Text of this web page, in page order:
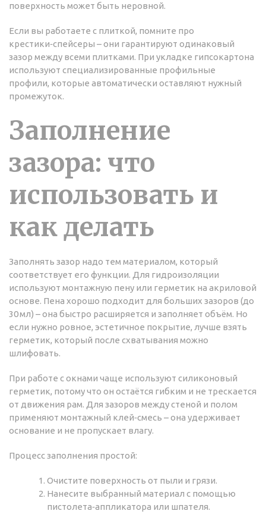
поверхность может быть неровной.
Если вы работаете с плиткой, помните про
крестики‑спейсеры – они гарантируют одинаковый
зазор между всеми плитками. При укладке гипсокартона
используют специализированные профильные
профили, которые автоматически оставляют нужный
промежуток.
Заполнение
зазора: что
использовать и
как делать
Заполнять зазор надо тем материалом, который
соответствует его функции. Для гидроизоляции
используют монтажную пену или герметик на акриловой
основе. Пена хорошо подходит для больших зазоров (до
30 мл) – она быстро расширяется и заполняет объём. Но
если нужно ровное, эстетичное покрытие, лучше взять
герметик, который после схватывания можно
шлифовать.
При работе с окнами чаще используют силиконовый
герметик, потому что он остаётся гибким и не трескается
от движения рам. Для зазоров между стеной и полом
применяют монтажный клей‑смесь – она удерживает
основание и не пропускает влагу.
Процесс заполнения простой:
Очистите поверхность от пыли и грязи.
Нанесите выбранный материал с помощью
пистолета‑аппликатора или шпателя.